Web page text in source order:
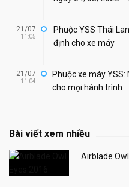
21/07
11:05
Phuộc YSS Thái
định cho xe máy
21/07
11:04
Phuộc xe máy
cho mọi hành trình
Bài viết xem nhiều
Airblade